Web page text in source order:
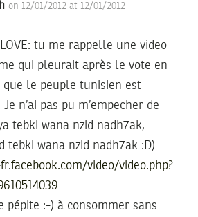
on 12/01/2012 at 12/01/2012
LOVE: tu me rappelle une video
qui pleurait après le vote en
que le peuple tunisien est
n’ai pas pu m’empecher de
tebki wana nzid nadh7ak,
tebki wana nzid nadh7ak :D)
video/video.php?
pépite :-) à consommer sans